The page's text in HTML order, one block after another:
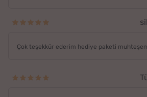
Çok teşekkür ederim hediye paketi